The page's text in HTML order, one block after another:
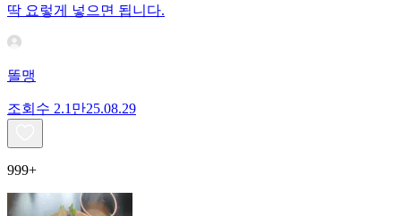
딱 요렇게 넣으면 됩니다.
똘맹
조회수 2.1만25.08.29
999+